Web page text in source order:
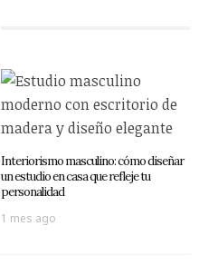
Interiorismo masculino: cómo diseñar
un estudio en casa que refleje tu
personalidad
1 mes ago